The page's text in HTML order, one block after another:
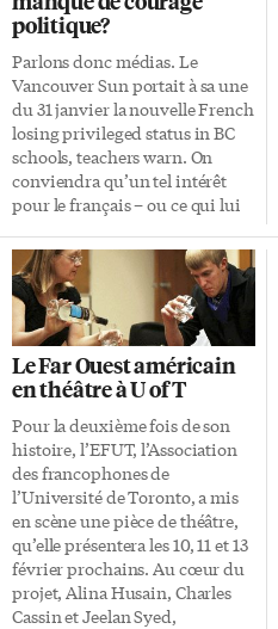
politique?
Parlons donc médias. Le
Vancouver Sun portait à sa une
du 31 janvier la nouvelle French
losing privileged status in BC
schools, teachers warn. On
conviendra qu’un tel intérêt
pour le français – ou ce qui lui
exceptionnel dans les médias
anglophones de l’Ouest
canadien. Alors tant mieux
pour cette couverture! Radio-
Canada Colombie-Britannique
reprenait en après-midi la
directive du ministère de
l’éducation de «reconnaître la
valeur de toutes les langues
dans le parcours scolaire», sans
égard à la langue officielle. Les
portes-paroles des organismes
officiels réagissaient avec
grande inquiétude sur la
tendance qui se dessine. Notons
[…]
Le Far Ouest américain
en théâtre à U of T
Pour la deuxième fois de son
histoire, l’EFUT, l’Association
des francophones de
l’Université de Toronto, a mis
en scène une pièce de théâtre,
qu’elle présentera les 10, 11 et 13
février prochains. Au cœur du
projet, Alina Husain, Charles
Cassin et Jeelan Syed,